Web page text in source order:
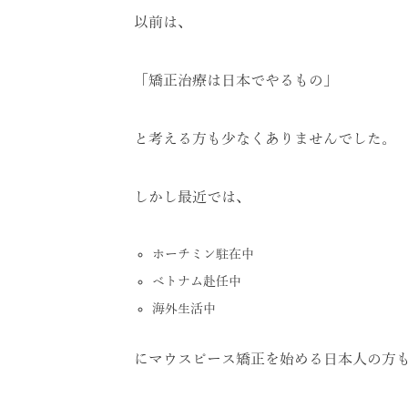
以前は、
「矯正治療は日本でやるもの」
と考える方も少なくありませんでした。
しかし最近では、
ホーチミン駐在中
ベトナム赴任中
海外生活中
にマウスピース矯正を始める日本人の方